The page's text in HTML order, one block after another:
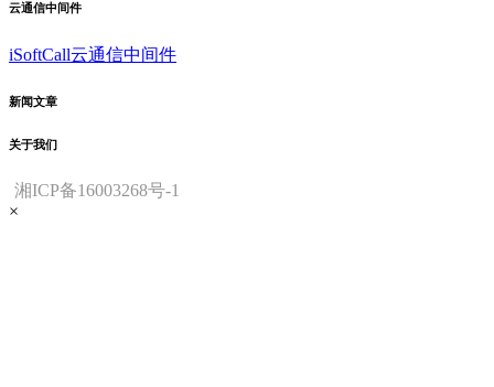
云通信中间件
iSoftCall云通信中间件
新闻文章
关于我们
湘ICP备16003268号-1
×